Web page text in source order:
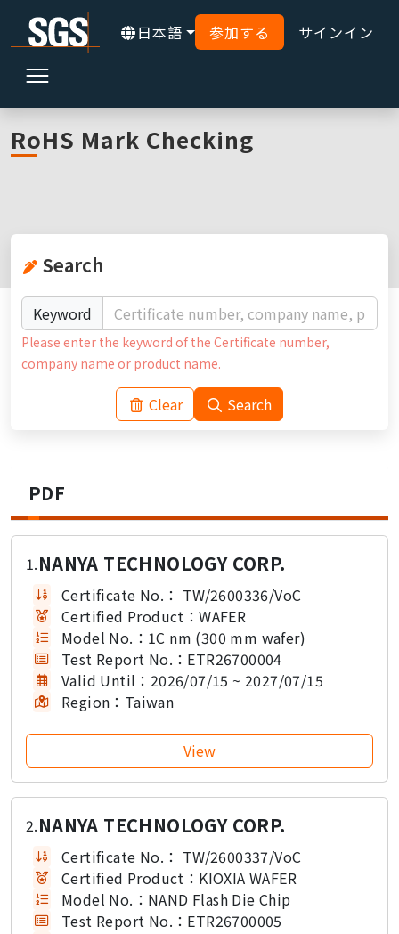
日本語 参加する サインイン
RoHS Mark Checking
Search
Keyword
Please enter the keyword of the Certificate number,
company name or product name.
Clear Search
PDF
1.NANYA TECHNOLOGY CORP.
Certificate No.： TW/2600336/VoC
Certified Product：WAFER
Model No.： 1C nm (300 mm wafer)
Test Report No.： ETR26700004
Valid Until： 2026/07/15 ~ 2027/07/15
Region： Taiwan
2.NANYA TECHNOLOGY CORP.
Certificate No.： TW/2600337/VoC
Certified Product： KIOXIA WAFER
Model No.： NAND Flash Die Chip
Test Report No.： ETR26700005